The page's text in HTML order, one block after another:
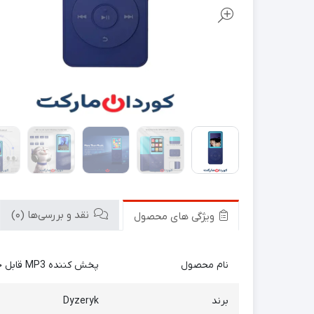
ویژگی های محصول نقد و بررسی‌ها (0)
نام محصول پخش کننده MP3 قابل حمل
برند Dyzeryk